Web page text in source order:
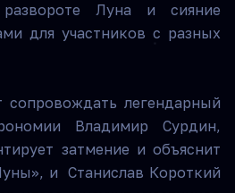
Луна и сияние
для участников с разных
сопровождать легендарный
Владимир Сурдин,
затмение и объяснит
и Станислав Короткий